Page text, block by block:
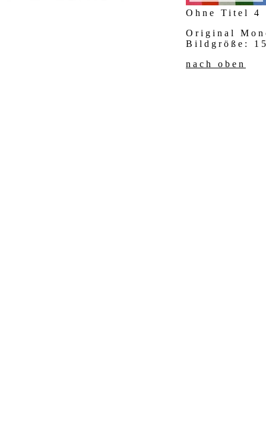
Ohne Titel 4
Original
Bildgröße:
nach oben